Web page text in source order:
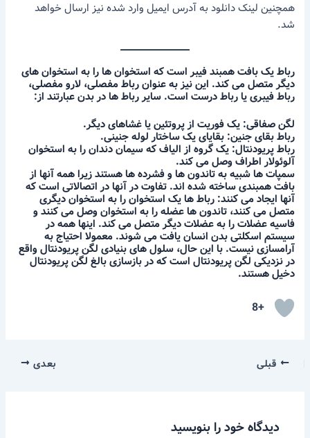
همچنین لینک دانلود به آدرس ایمیل وارد شده نیز ارسال خواهد
شد.
رباط یک بافت همبند فیبر است که استخوان ها را به استخوان های
دیگر متصل می کند. این نیز به عنوان رباط مفصلی، لارو مفصلی،
رباط فیبری یا رباط درست است. سایر رباط ها در بدن عبارتند از:
لگن صفاقی: یک فوریت از پروتئین یا غشاهای دیگر.
رباط بقای جنین: بقایای یک ساختار لوله جنینی.
رباط پریودنتال: یک گروه از الیاف که سیمان دندان را به استخوان
آلوئولار اطراف وصل می کند.
سمپات ها شبیه به تاندون ها و فشرده ها هستند زیرا همه آنها از
بافت همبندی ساخته شده اند. تفاوت در آنها در اتصالاتی است که
آنها ایجاد می کنند: رباط ها یک استخوان را به استخوان دیگری
متصل می کنند، تاندون ها عضله را به استخوان وصل می کنند و
فاسیه عضلات را به عضلات دیگر متصل می کند. اینها همه در
سیستم اسکلتی بدن انسان یافت می شوند. معمولا احتیاج به
آرامسازی نیست. با این حال، سلول های بنیادی لگن پریودنتال واقع
در نزدیکی لگن پریودنتال است که در بازسازی بالغ لگن پریودنتال
دخیل هستند.
+8
قبلی بعدی
دیدگاه‌ خود را بنویسید